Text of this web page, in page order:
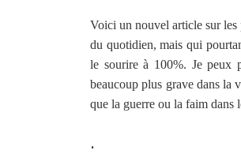
Voici un nouvel article sur les
du quotidien, mais qui
le sourire à 100%. Je peux
beaucoup plus grave dans la
que la guerre ou la faim dans
.